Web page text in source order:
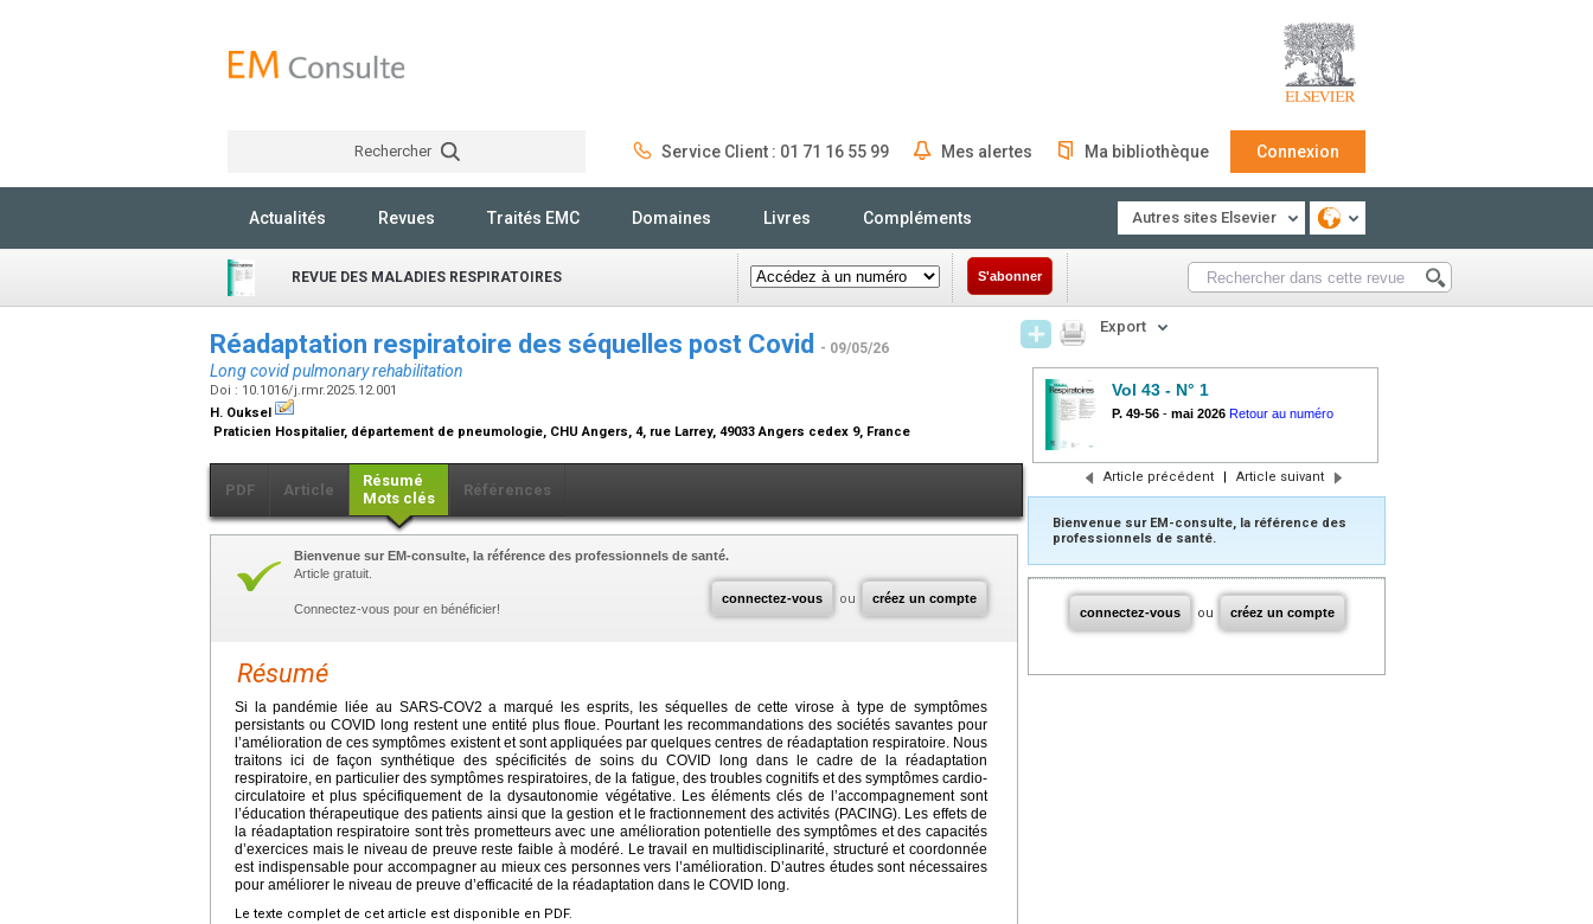
Rechercher Service Client : 01 71 16 55 99 Mes alertes Ma bibliothèque Connexion
Actualités Revues Traités EMC Domaines Livres Compléments Autres sites Elsevier
REVUE DES MALADIES RESPIRATOIRES S'abonner
Réadaptation respiratoire des séquelles post Covid - 09/05/26
Long covid pulmonary rehabilitation
Doi : 10.1016/j.rmr.2025.12.001
H. Ouksel
Praticien Hospitalier, département de pneumologie, CHU Angers, 4, rue Larrey, 49033 Angers cedex 9, France
PDF Article
Résumé
Mots clés
Références
connectez-vous ou créez un compte
Bienvenue sur EM-consulte, la référence des professionnels de santé.
Article gratuit.
Connectez-vous pour en bénéficier!
Résumé
Si la pandémie liée au SARS-COV2 a marqué les esprits, les séquelles de cette virose à type de symptômes
persistants ou COVID long restent une entité plus floue. Pourtant les recommandations des sociétés savantes pour
l’amélioration de ces symptômes existent et sont appliquées par quelques centres de réadaptation respiratoire. Nous
traitons ici de façon synthétique des spécificités de soins du COVID long dans le cadre de la réadaptation
respiratoire, en particulier des symptômes respiratoires, de la fatigue, des troubles cognitifs et des symptômes cardio-
circulatoire et plus spécifiquement de la dysautonomie végétative. Les éléments clés de l’accompagnement sont
l’éducation thérapeutique des patients ainsi que la gestion et le fractionnement des activités (PACING). Les effets de
la réadaptation respiratoire sont très prometteurs avec une amélioration potentielle des symptômes et des capacités
d’exercices mais le niveau de preuve reste faible à modéré. Le travail en multidisciplinarité, structuré et coordonnée
est indispensable pour accompagner au mieux ces personnes vers l’amélioration. D’autres études sont nécessaires
pour améliorer le niveau de preuve d’efficacité de la réadaptation dans le COVID long.
Le texte complet de cet article est disponible en PDF.
Export
Vol 43 - N° 1
P. 49-56 - mai 2026 Retour au numéro
Article précédent | Article suivant
Bienvenue sur EM-consulte, la référence des
professionnels de santé.
connectez-vous ou créez un compte